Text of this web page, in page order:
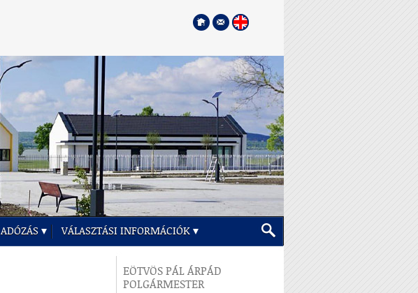
ADÓZÁS VÁLASZTÁSI INFORMÁCIÓK
EÖTVÖS PÁL ÁRPÁD
POLGÁRMESTER